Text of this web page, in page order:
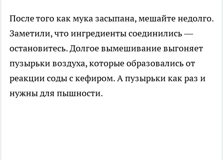
После того как мука засыпана, мешайте недолго.
Заметили, что ингредиенты соединились —
остановитесь. Долгое вымешивание выгоняет
пузырьки воздуха, которые образовались от
реакции соды с кефиром. А пузырьки как раз и
нужны для пышности.